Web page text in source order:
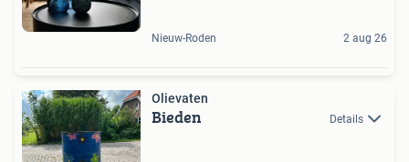
Nieuw-Roden 2 aug 26
Olievaten
Bieden Details